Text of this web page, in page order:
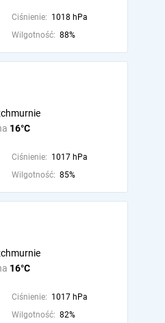
Ciśnienie: 1018 hPa
Wilgotność: 88%
16°C
Ciśnienie: 1017 hPa
Wilgotność: 85%
16°C
Ciśnienie: 1017 hPa
Wilgotność: 82%